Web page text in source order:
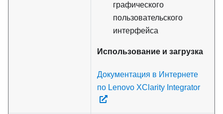
графического
пользовательского
интерфейса
Использование и загрузка
Документация в Интернете
по Lenovo XClarity Integrator